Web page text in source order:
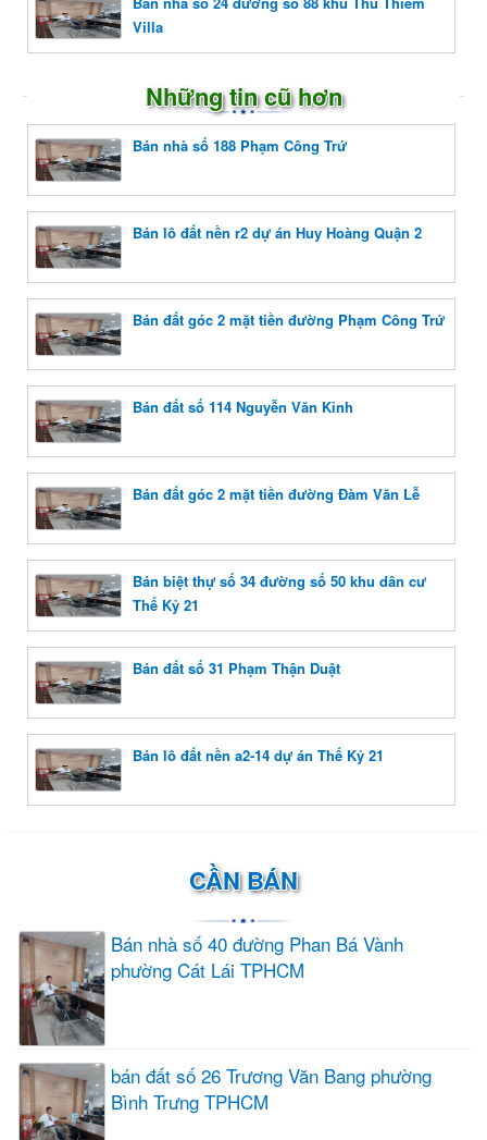
Villa
Những tin cũ hơn
Bán nhà số 188 Phạm Công Trứ
Bán lô đất nền r2 dự án Huy Hoàng Quận 2
Bán đất góc 2 mặt tiền đường Phạm Công Trứ
Bán đất số 114 Nguyễn Văn Kỉnh
Bán đất góc 2 mặt tiền đường Đàm Văn Lễ
Bán biệt thự số 34 đường số 50 khu dân cư
Thế Kỷ 21
Bán đất số 31 Phạm Thận Duật
Bán lô đất nền a2-14 dự án Thế Kỷ 21
CẦN BÁN
Bán nhà số 40 đường Phan Bá Vành
phường Cát Lái TPHCM
bán đất số 26 Trương Văn Bang phường
Bình Trưng TPHCM